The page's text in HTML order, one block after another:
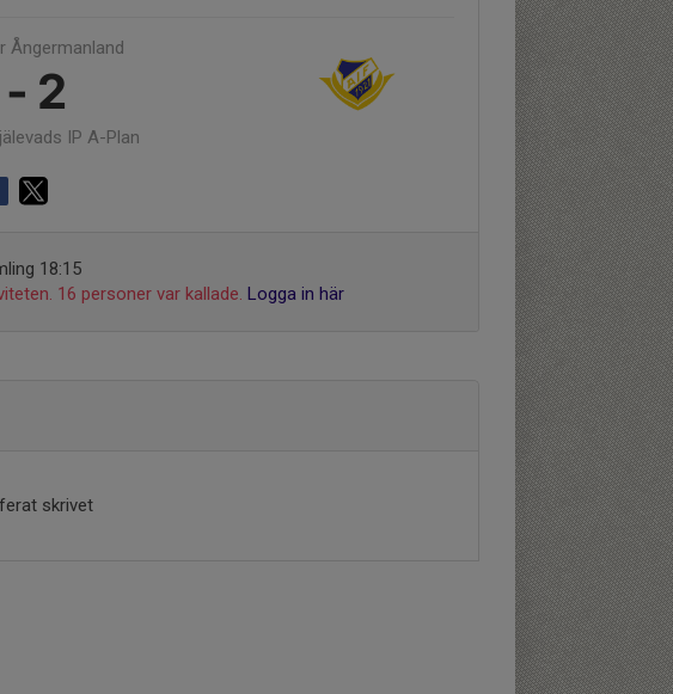
Ångermanland
2
IP A-Plan
18:15
16 personer var kallade. Logga in här
skrivet